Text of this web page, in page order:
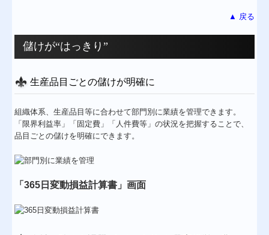
▲ 戻る
儲けが“はっきり”
生産品目ごとの儲けが明確に
組織体系、生産品目等に合わせて部門別に業績を管理できます。
「限界利益率」「固定費」「人件費等」の状況を把握することで、
品目ごとの儲けを明確にできます。
「365日変動損益計算書」画面